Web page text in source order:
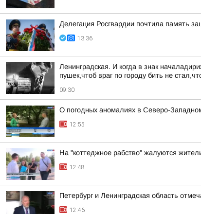
Делегация Росгвардии почтила память
13:36
Ленинградская. И когда в знак
пушек,чтоб враг по городу бить не
09:30
О погодных аномалиях в Северо-
12:55
На "коттеджное рабство" жалуются
12:48
Петербург и Ленинградская область
12:46